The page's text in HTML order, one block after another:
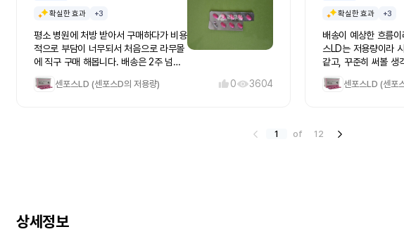
확실한 효과 +3
평소 병원에 처방 받아서 구매하다가 비용
적으로 부담이 너무되서 처음으로 라무몰
에 직구 구매 해봅니다. 배송은 2주 넘게
걸린거 같고 사용 만족도는 5점 만점에 4
점 정도 입니다. 맨 처음 먹었을 때는 진짜
센포스LD (센포스D의 저용량) 0 3604
확실한 효과 +3
배송이 예상한 흐름
스LD는 저용량이라
같고, 꾸준히 써볼 생
는 괜찮네요.
센포스LD (센포
1 of 12
상세정보